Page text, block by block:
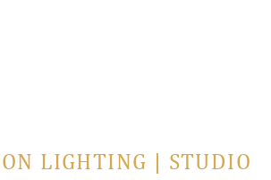
LIGHTING | STUDIO